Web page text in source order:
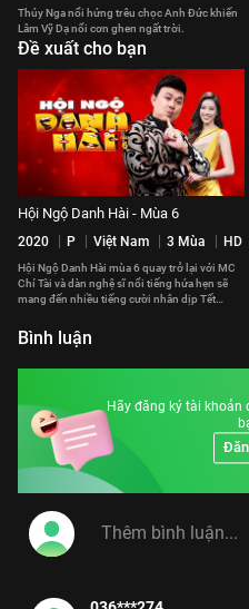
Thúy Nga nổi hứng trêu chọc Anh Đức khiến
Lâm Vỹ Dạ nổi cơn ghen ngất trời.
Đề xuất cho bạn
Hội Ngộ Danh Hài - Mùa 6
2020 P Việt Nam 3 Mùa HD
Hội Ngộ Danh Hài mùa 6 quay trở lại với MC
Chí Tài và dàn nghệ sĩ nổi tiếng hứa hẹn sẽ
mang đến nhiều tiếng cười nhân dịp Tết
Bình luận
Hãy đăng ký tài khoản